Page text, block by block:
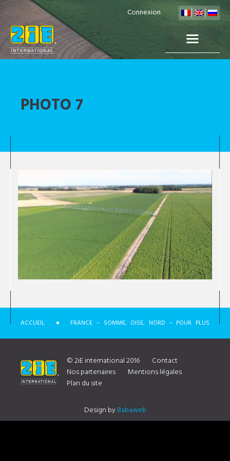
Connexion
PHOTO 7
ACCUEIL FRANCE – SOMME, OISE, NORD – POUR PLUS
PHOTO 7
© 2iE international 2016
Contact
Nos partenaires
Mentions légales
Plan du site
Design byBabaweb